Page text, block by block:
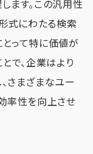
ます。この汎用性
式にわたる検索
って特に価値が
で、企業はより
さまざまなユー
率性を向上させ